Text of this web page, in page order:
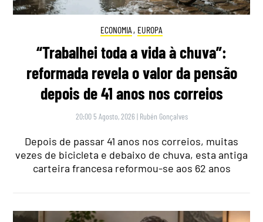
ECONOMIA , EUROPA
“Trabalhei toda a vida à chuva”:
reformada revela o valor da pensão
depois de 41 anos nos correios
20:00 5 Agosto, 2026 | Rubén Gonçalves
Depois de passar 41 anos nos correios, muitas
vezes de bicicleta e debaixo de chuva, esta antiga
carteira francesa reformou-se aos 62 anos